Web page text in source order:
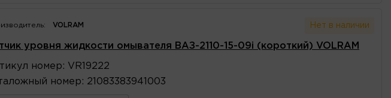
VOLRAM Нет в наличии
уровня жидкости омывателя ВАЗ-2110-15-09i (короткий) VOLRAM
номер : VR19222
номер : 21083383941003